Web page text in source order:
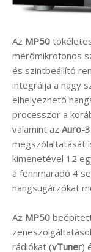
Az MP50
mérőmikrofonos
és szintbeállító
integrálja a nagy
elhelyezhető
processzor a
valamint az Auro-
megszólaltatását
kimenetével 12
a fennmaradó 4
hangsugárzókat
Az MP50
rádiókat (vTuner)